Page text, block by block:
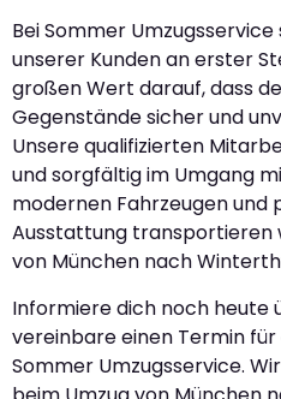
Bei Sommer
unserer Kunden an erster
großen Wert darauf, dass
Gegenstände sicher und
Unsere qualifizierten
und sorgfältig im Umgang
modernen Fahrzeugen und
Ausstattung transportieren
von München nach
Informiere dich noch heute
vereinbare einen Termin
Sommer Umzugsservice.